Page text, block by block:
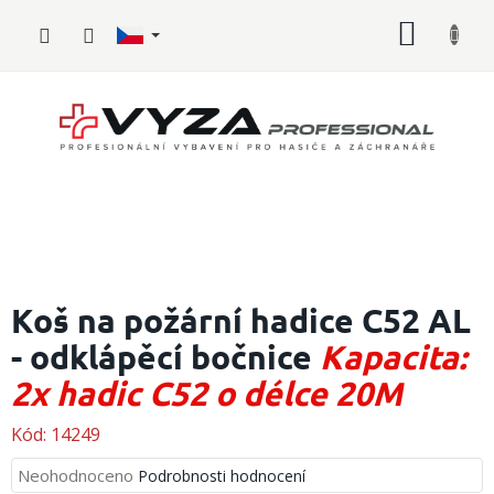
Požární
sport
vybavení
Oblečení,
Koš na požární hadice C52 AL
- odklápěcí bočnice Kapacita:
2x hadic C52 o délce 20M
Kód: 14249
Průměrné
Neohodnoceno Podrobnosti hodnocení